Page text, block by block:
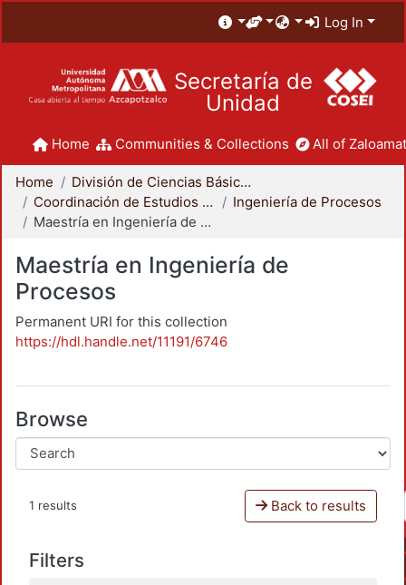
Log In
Secretaría de
Unidad
Home Communities & Collections All of
Home
División de Ciencias Básicas e Ingeniería
Coordinación de Estudios de Posgrado - CBI
Ingeniería de Procesos
Maestría en Ingeniería de Procesos
Maestría en Ingeniería de
Procesos
Permanent URI for this collection
https://hdl.handle.net/11191/6746
Browse
1 results Back to results
Filters